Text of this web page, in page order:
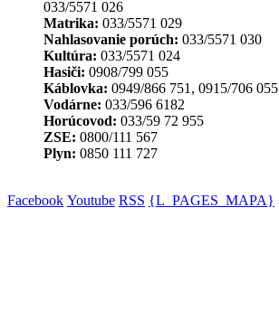
033/5571 026
Matrika: 033/5571 029
Nahlasovanie porúch: 033/5571 030
Kultúra: 033/5571 024
Hasiči: 0908/799 055
Káblovka: 0949/866 751, 0915/706 055
Vodárne: 033/596 6182
Horúcovod: 033/59 72 955
ZSE: 0800/111 567
Plyn: 0850 111 727
Facebook Youtube RSS {L_PAGES_MAPA}